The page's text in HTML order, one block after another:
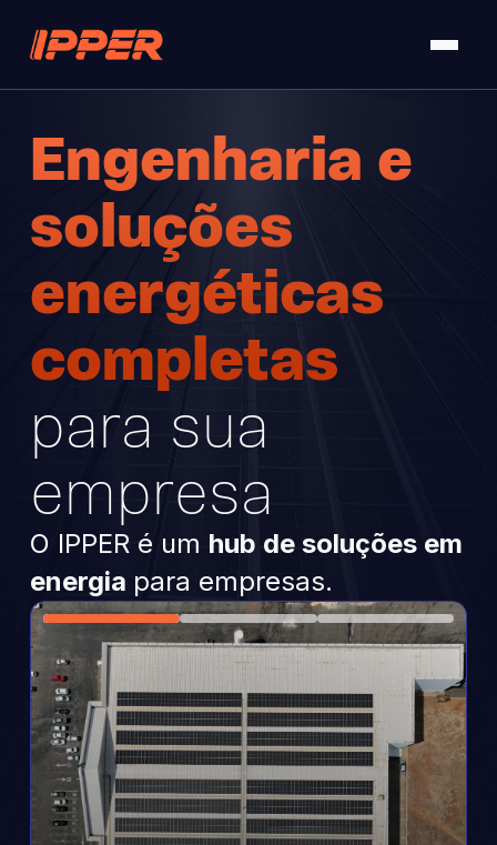
Menu
Engenharia e
soluções
energéticas
completas
para sua
empresa
O IPPER é um hub de soluções em
energia para empresas.